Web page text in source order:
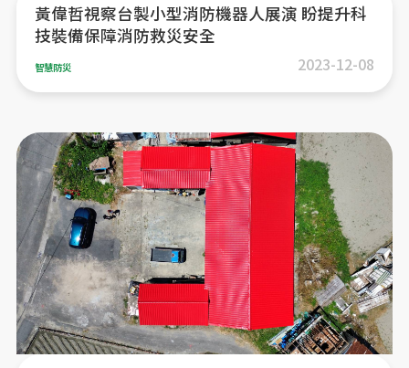
黃偉哲視察台製小型消防機器人展演 盼提升科
技裝備保障消防救災安全
智慧防災 2023-12-08